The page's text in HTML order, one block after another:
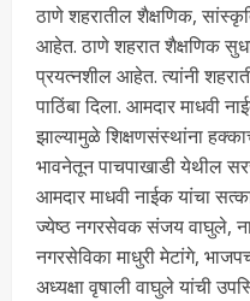
ठाणे शहरातील शैक्षणिक,
आहेत. ठाणे शहरात शैक्षणिक
प्रयत्नशील आहेत. त्यांनी
पाठिंबा दिला. आमदार माधवी
झाल्यामुळे शिक्षणसंस्थांना
भावनेतून पाचपाखाडी येथील
आमदार माधवी नाईक यांचा
ज्येष्ठ नगरसेवक संजय वाघुले,
नगरसेविका माधुरी मेटांगे,
अध्यक्षा वृषाली वाघुले यांची